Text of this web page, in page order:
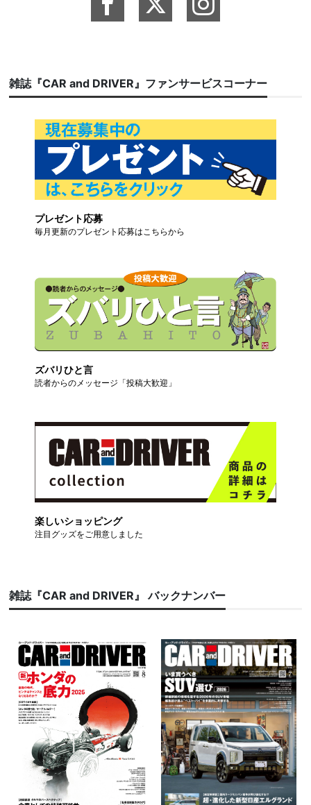
雑誌『CAR and DRIVER』ファンサービスコーナー
プレゼント応募
毎月更新のプレゼント応募はこちらから
ズバリひと言
読者からのメッセージ「投稿大歓迎」
楽しいショッピング
注目グッズをご用意しました
雑誌『CAR and DRIVER』 バックナンバー